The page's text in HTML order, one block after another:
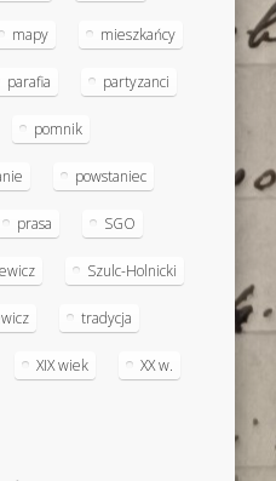
mapy mieszkańcy
parafia partyzanci
pomnik
powstaniec
prasa SGO
Szulc-Holnicki
tradycja
XIX wiek XX w.